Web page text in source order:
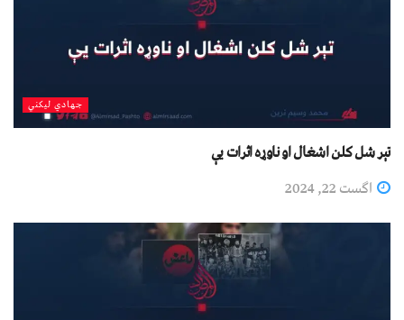
جهادي لیکني
تېر شل کلن اشغال او ناوړه اثرات یې
اگست 22, 2024